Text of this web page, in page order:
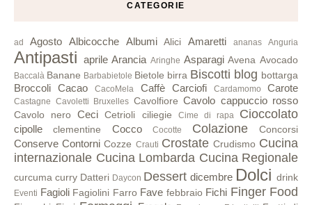
CATEGORIE
ad Agosto Albicocche Albumi Alici Amaretti ananas Anguria
Antipasti aprile Arancia Aringhe Asparagi Avena Avocado
Baccalà Banane Barbabietole Bietole birra Biscotti blog bottarga
Broccoli Cacao CacoMela Caffè Carciofi Cardamomo Carote
Castagne Cavoletti Bruxelles Cavolfiore Cavolo cappuccio rosso
Cavolo nero Ceci Cetrioli ciliegie Cime di rapa Cioccolato
cipolle clementine Cocco Cocotte Colazione Concorsi
Conserve Contorni Cozze Crauti Crostate Crudismo Cucina
internazionale Cucina Lombarda Cucina Regionale
curcuma curry Datteri Daycon Dessert dicembre Dolci drink
Eventi Fagioli Fagiolini Farro Fave febbraio Fichi Finger Food